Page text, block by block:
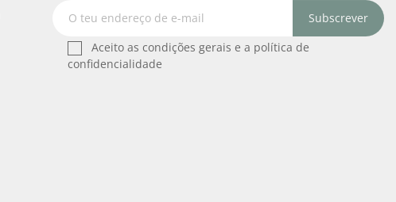
Subscrever
Aceito as condições gerais e a política de
confidencialidade